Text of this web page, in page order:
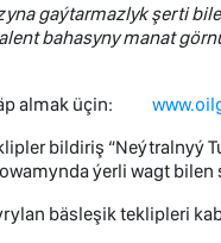
gaýtarmazlyk şerti
bahasyny manat
almak üçin:
bildiriş “Neýtralnyý
ýerli wagt bilen
bäsleşik teklipleri